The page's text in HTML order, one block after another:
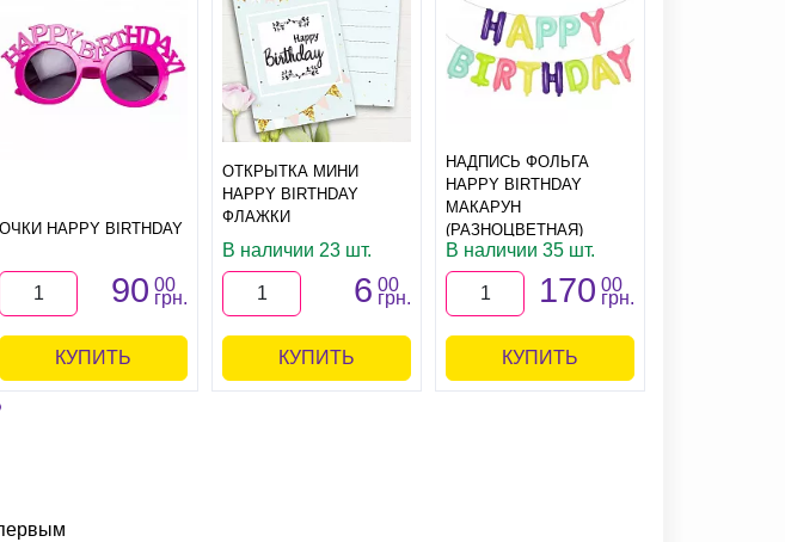
ОЧКИ HAPPY BIRTHDAY
90 00
грн.
КУПИТЬ
ОТКРЫТКА МИНИ
HAPPY BIRTHDAY
ФЛАЖКИ
В наличии 23 шт.
6 00
грн.
КУПИТЬ
НАДПИСЬ ФОЛЬГА
HAPPY BIRTHDAY
МАКАРУН
(РАЗНОЦВЕТНАЯ)
В наличии 35 шт.
170 00
грн.
КУПИТЬ